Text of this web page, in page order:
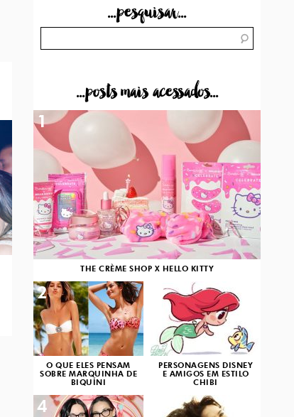
...pesquisar...
...posts mais acessados...
THE CRÈME SHOP X HELLO KITTY
1
O QUE ELES PENSAM
SOBRE MARQUINHA DE
BIQUÍNI
2
PERSONAGENS DISNEY
E AMIGOS EM ESTILO
CHIBI
3
4